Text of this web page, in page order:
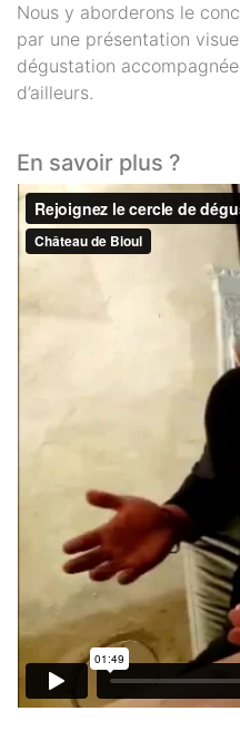
Nous y aborderons le
par une présentation
dégustation
d’ailleurs.
En savoir plus ?